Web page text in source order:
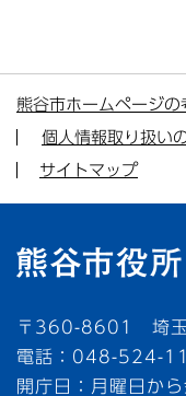
熊谷市ホームページの
個人情報取り扱い
サイトマップ
〒360-8601 埼玉
電話：048-524-
開庁日：月曜日か